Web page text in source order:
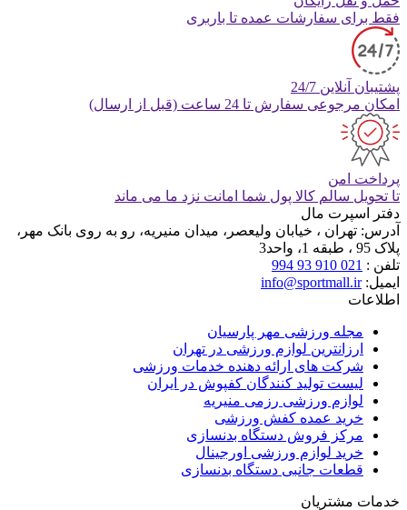
فقط برای سفارشات عمده تا باربری
پشتیبان آنلاین 24/7
امکان مرجوعی سفارش تا 24 ساعت (قبل از ارسال)
پرداخت امن
تا تحویل سالم کالا پول شما امانت نزد ما می ماند
دفتر اسپرت مال
آدرس: تهران ، خیابان ولیعصر، میدان منیریه، رو به روی بانک مهر،
پلاک 95 ، طبقه 1، واحد3
تلفن : 021 910 93 994
ایمیل:info@sportmall.ir
اطلاعات
مجله ورزشی مهر پارسیان
ارزانترین لوازم ورزشی در تهران
شرکت های ارائه دهنده خدمات ورزشی
لیست تولید کنندگان کفپوش در ایران
لوازم ورزشی رزمی منیریه
خرید عمده کفش ورزشی
مرکز فروش دستگاه بدنسازی
خرید لوازم ورزشی اورجینال
قطعات جانبی دستگاه بدنسازی
خدمات مشتریان